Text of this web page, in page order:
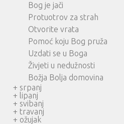
Bog je jači
Protuotrov za strah
Otvorite vrata
Pomoć koju Bog pruža
Uzdati se u Boga
Živjeti u nedužnosti
Božja Bolja domovina
+ srpanj
+ lipanj
+ svibanj
+ travanj
+ ožujak